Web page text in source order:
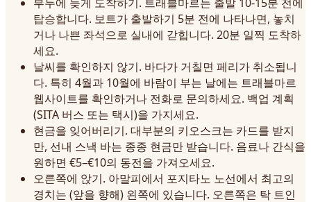
탑승합니다. 보트가 출발하기 5분 전에 나타나면, 놓치
거나 나쁜 좌석으로 실내에 갇힙니다. 20분 일찍 도착하
세요.
날씨를 확인하지 않기. 바다가 거칠면 페리가 취소됩니
다. 특히 4월과 10월에 바람이 부는 날에는 트래블마르
웹사이트를 확인하거나 전화로 문의하세요. 백업 계획
(SITA 버스 또는 택시)을 가지세요.
현금을 잊어버리기. 대부분의 키오스크는 카드를 받지
만, 선내 스낵 바는 종종 현금만 받습니다. 음료나 간식을
원하면 €5–€10의 동전을 가져오세요.
오른쪽에 앉기. 아말피에서 포지타노 노선에서 최고의
경치는 (앞을 향해) 왼쪽에 있습니다. 오른쪽은 탁 트인